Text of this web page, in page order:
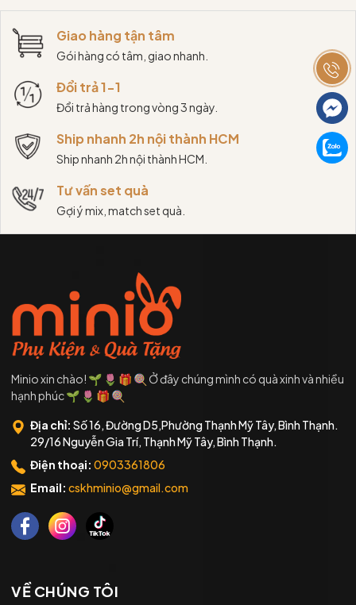
Giao hàng tận tâm
Gói hàng có tâm, giao nhanh.
Đổi trả 1-1
Đổi trả hàng trong vòng 3 ngày.
Ship nhanh 2h nội thành HCM
Ship nhanh 2h nội thành HCM.
Tư vấn set quà
Gợi ý mix, match set quà.
Minio xin chào! 🌱 🌷 🎁 🍭 Ở đây chúng mình có quà xinh và nhiều
hạnh phúc 🌱 🌷 🎁 🍭
Địa chỉ: Số 16, Đường D5,Phường Thạnh Mỹ Tây, Bình Thạnh.
29/16 Nguyễn Gia Trí, Thạnh Mỹ Tây, Bình Thạnh.
Điện thoại: 0903361806
Email: cskhminio@gmail.com
VỀ CHÚNG TÔI